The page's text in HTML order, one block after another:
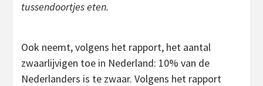
tussendoortjes eten.
Ook neemt, volgens het rapport, het aantal
zwaarlijvigen toe in Nederland: 10% van de
Nederlanders is te zwaar. Volgens het rapport